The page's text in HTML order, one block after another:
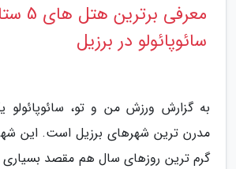
معرفی
سائوپائولو در برزیل
به گزارش ورزش من و تو، سائوپائولو
مدرن ترین شهرهای برزیل است. این
گرم ترین روزهای سال هم مقصد